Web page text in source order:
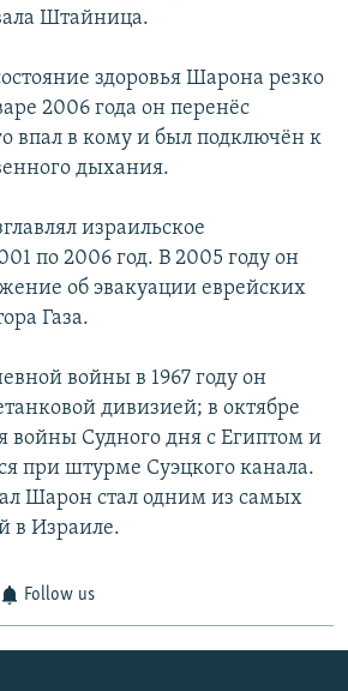
Штайница.
здоровья Шарона резко
2006 года он перенёс
впал в кому и был подключён к
дыхания.
израильское
по 2006 год. В 2005 году он
об эвакуации еврейских
Газа.
войны в 1967 году он
дивизией; в октябре
войны Судного дня с Египтом и
при штурме Суэцкого канала.
Шарон стал одним из самых
в Израиле.
Follow us